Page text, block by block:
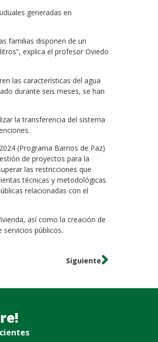
generadas en
familias disponen de un
explica el profesor Oviedo
las características del agua
durante seis meses, se han
la transferencia del sistema
(Programa Barrios de Paz)
de proyectos para la
las restricciones que
técnicas y metodológicas
relacionadas con el
así como la creación de
públicos.
Siguiente